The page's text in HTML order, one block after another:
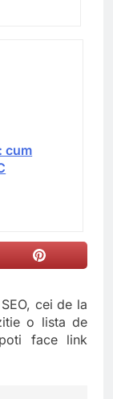
cum
cei de la
o lista de
face link